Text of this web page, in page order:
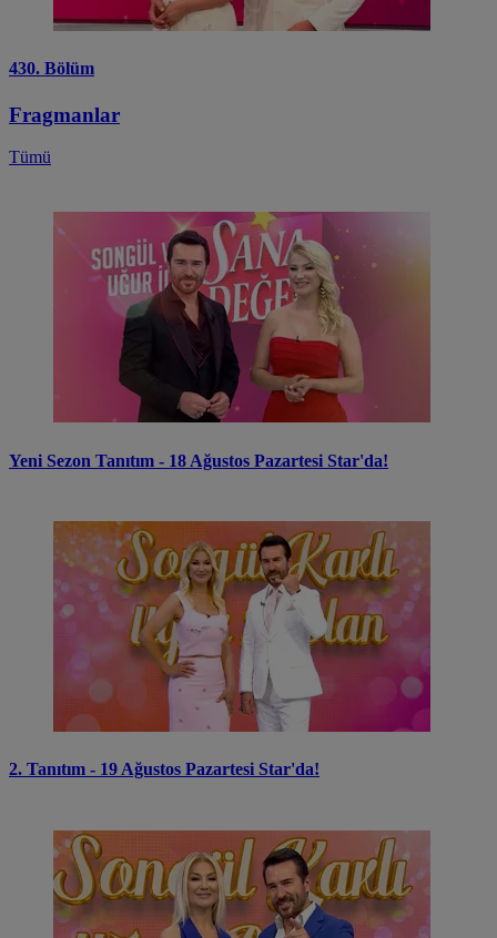
430. Bölüm
Fragmanlar
Tümü
Yeni Sezon Tanıtım - 18 Ağustos Pazartesi Star'da!
2. Tanıtım - 19 Ağustos Pazartesi Star'da!